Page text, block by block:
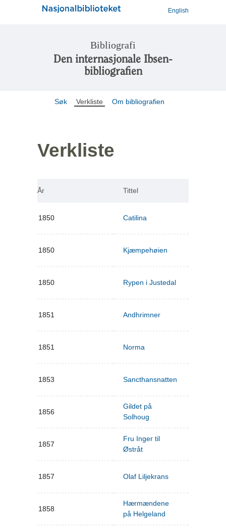
English
Bibliografi
Den internasjonale Ibsen-
bibliografien
Søk Verkliste Om bibliografien
Verkliste
År Tittel
1850 Catilina
1850 Kjæmpehøien
1850 Rypen i Justedal
1851 Andhrimner
1851 Norma
1853 Sancthansnatten
1856
Gildet på
Solhoug
1857
Fru Inger til
Østråt
1857 Olaf Liljekrans
1858
Hærmændene
på Helgeland